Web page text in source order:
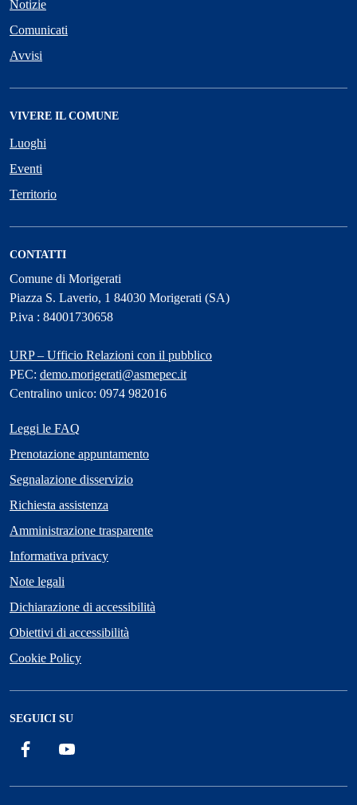
Notizie
Comunicati
Avvisi
VIVERE IL COMUNE
Luoghi
Eventi
Territorio
CONTATTI
Comune di Morigerati
Piazza S. Laverio, 1 84030 Morigerati (SA)
P.iva : 84001730658
URP – Ufficio Relazioni con il pubblico
PEC: demo.morigerati@asmepec.it
Centralino unico: 0974 982016
Leggi le FAQ
Prenotazione appuntamento
Segnalazione disservizio
Richiesta assistenza
Amministrazione trasparente
Informativa privacy
Note legali
Dichiarazione di accessibilità
Obiettivi di accessibilità
Cookie Policy
SEGUICI SU
Facebook